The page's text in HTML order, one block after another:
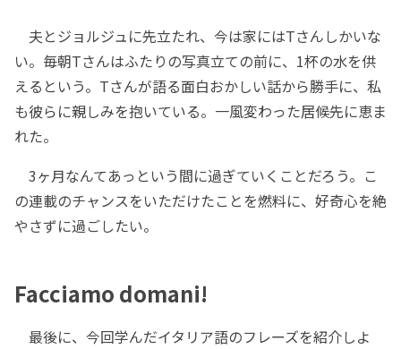
夫とジョルジュに先立たれ、今は家にはTさんしかいな
い。毎朝Tさんはふたりの写真立ての前に、1杯の水を供
えるという。Tさんが語る面白おかしい話から勝手に、私
も彼らに親しみを抱いている。一風変わった居候先に恵ま
れた。
3ヶ月なんてあっという間に過ぎていくことだろう。こ
の連載のチャンスをいただけたことを燃料に、好奇心を絶
やさずに過ごしたい。
Facciamo domani!
最後に、今回学んだイタリア語のフレーズを紹介しよ